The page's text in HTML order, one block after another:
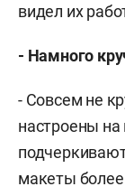
видел их
- Намного
- Совсем не
настроены
макеты